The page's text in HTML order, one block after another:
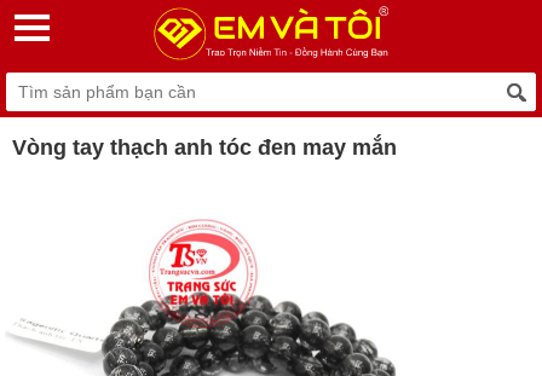
Vòng tay thạch anh tóc đen may mắn